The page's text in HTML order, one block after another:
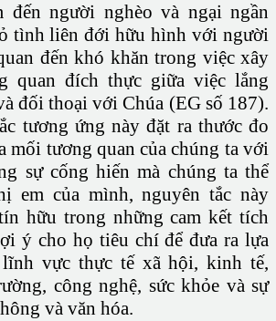
đến người nghèo và ngại ngần
tình liên đới hữu hình với người
đến khó khăn trong việc xây
quan đích thực giữa việc lắng
đối thoại với Chúa (EG số 187).
tương ứng này đặt ra thước đo
mối tương quan của chúng ta với
sự cống hiến mà chúng ta thể
em của mình, nguyên tắc này
hữu trong những cam kết tích
ý cho họ tiêu chí để đưa ra lựa
lĩnh vực thực tế xã hội, kinh tế,
công nghệ, sức khỏe và sự
và văn hóa.